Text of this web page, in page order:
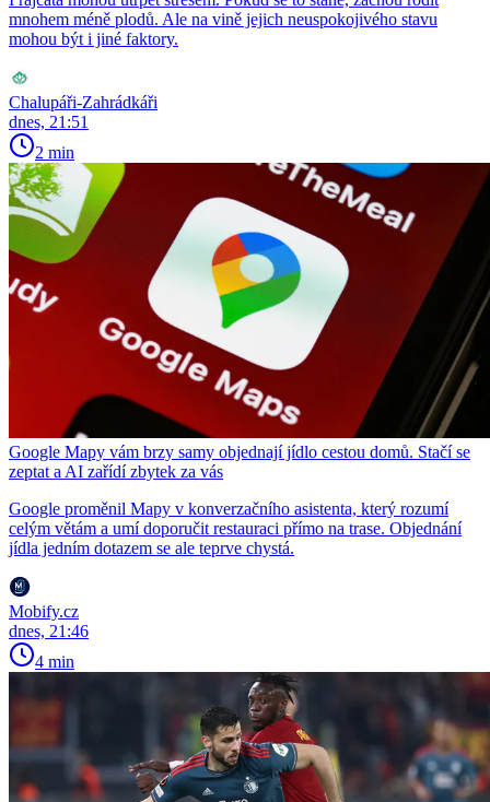
mnohem méně plodů. Ale na vině jejich neuspokojivého stavu
mohou být i jiné faktory.
Chalupáři-Zahrádkáři
dnes, 21:51
2 min
Google Mapy vám brzy samy objednají jídlo cestou domů. Stačí se
zeptat a AI zařídí zbytek za vás
Google proměnil Mapy v konverzačního asistenta, který rozumí
celým větám a umí doporučit restauraci přímo na trase. Objednání
jídla jedním dotazem se ale teprve chystá.
Mobify.cz
dnes, 21:46
4 min